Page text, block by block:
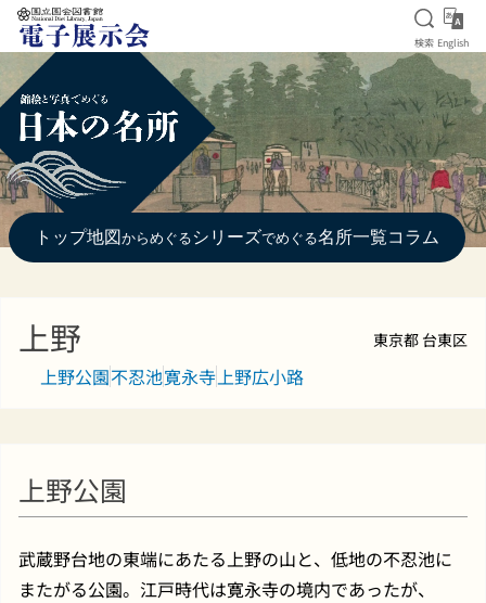
本文へ移動
検索を
検索 English
トップ地図 からめぐる シリーズでめぐる名所一覧コラム
上野 東京都 台東区
上野公園不忍池寛永寺 上野広小路
上野公園
武蔵野台地の東端にあたる上野の山と、低地の不忍池に
またがる公園。江戸時代は寛永寺の境内であったが、